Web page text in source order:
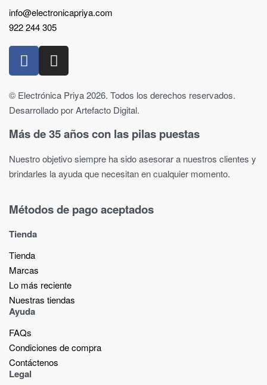
info@electronicapriya.com
922 244 305
© Electrónica Priya 2026. Todos los derechos reservados.
Desarrollado por Artefacto Digital.
Más de 35 años con las pilas puestas
Nuestro objetivo siempre ha sido asesorar a nuestros clientes y
brindarles la ayuda que necesitan en cualquier momento.
Métodos de pago aceptados
Tienda
Tienda
Marcas
Lo más reciente​
Nuestras tiendas​
Ayuda
FAQs
Condiciones de compra
Contáctenos
Legal